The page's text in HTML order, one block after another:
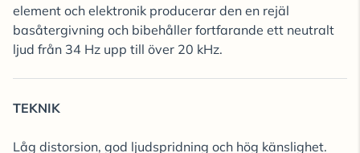
element och elektronik producerar den en rejäl
basåtergivning och bibehåller fortfarande ett neutralt
ljud från 34 Hz upp till över 20 kHz.
TEKNIK
Låg distorsion, god ljudspridning och hög känslighet.